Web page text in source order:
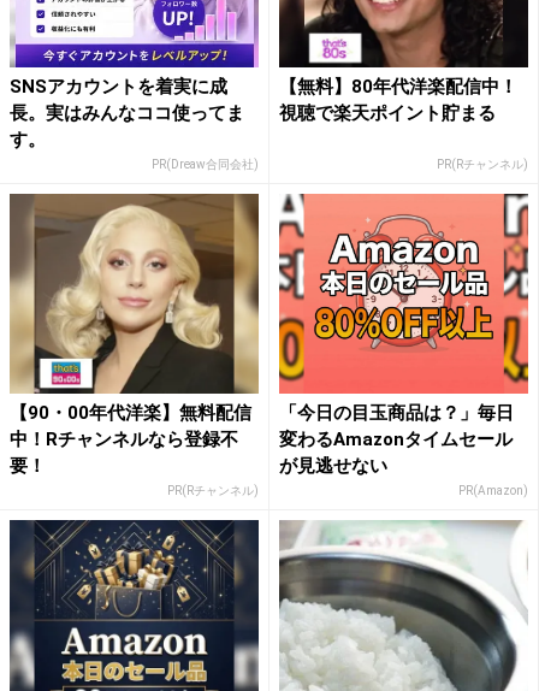
SNSアカウントを着実に成
長。実はみんなココ使ってま
す。
PR(Dreaw合同会社)
【無料】80年代洋楽配信中！
視聴で楽天ポイント貯まる
PR(Rチャンネル)
【90・00年代洋楽】無料配信
中！Rチャンネルなら登録不
要！
PR(Rチャンネル)
「今日の目玉商品は？」毎日
変わるAmazonタイムセール
が見逃せない
PR(Amazon)